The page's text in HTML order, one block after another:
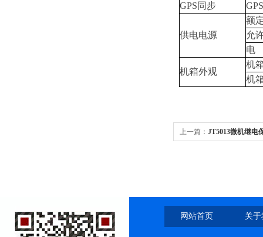
GPS同步
供电电源
额
允
机箱外观
机
机
上一篇： JT5013微机继电
网站首页 关